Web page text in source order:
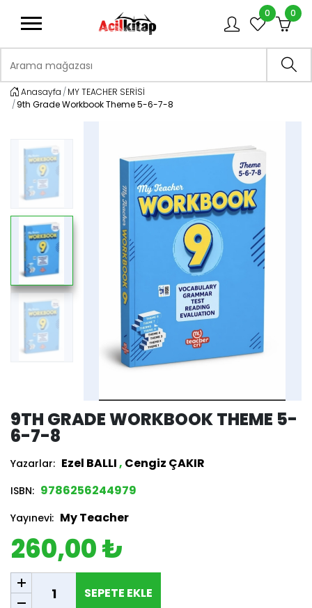
0 0
Anasayfa
MY TEACHER SERİSİ
9th Grade Workbook Theme 5-6-7-8
9TH GRADE WORKBOOK THEME 5-
6-7-8
Yazarlar: Ezel BALLI, Cengiz ÇAKIR
ISBN: 9786256244979
Yayınevi: My Teacher
260,00 ₺
SEPETE EKLE
SEPETE EKLE